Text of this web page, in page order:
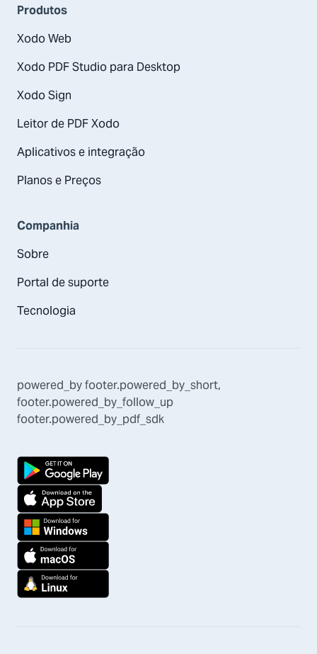
Produtos
Xodo Web
Xodo PDF Studio para Desktop
Xodo Sign
Leitor de PDF Xodo
Aplicativos e integração
Planos e Preços
Companhia
Sobre
Portal de suporte
Tecnologia
powered_byfooter.powered_by_short,
footer.powered_by_follow_up
footer.powered_by_pdf_sdk